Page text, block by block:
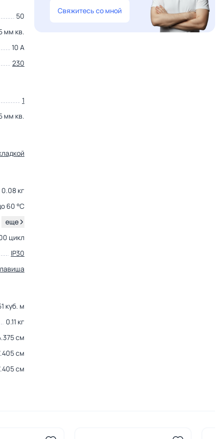
50
мм кв.
10 А
230
1
мм кв.
0.08 кг
60 °С
еще
цикл
IP30
куб. м
0.11 кг
см
см
см
Свяжитесь со мной